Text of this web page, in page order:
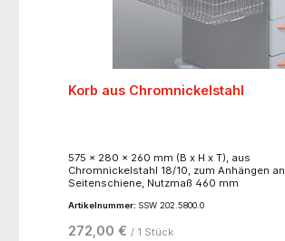
Korb aus Chromnickelstahl
575 x 280 x 260 mm (B x H x T), aus
Chromnickelstahl 18/10, zum Anhängen an
Seitenschiene, Nutzmaß 460 mm
Artikelnummer: SSW 202.5800.0
272,00 € / 1 Stück